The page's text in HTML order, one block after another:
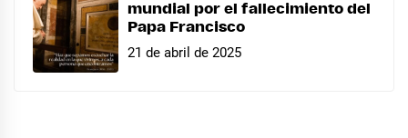
mundial por el fallecimiento del
Papa Francisco
21 de abril de 2025